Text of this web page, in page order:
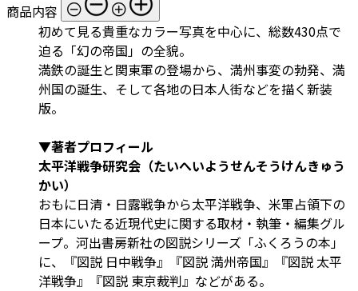
商品内容
初めて見る貴重なカラー写真を中心に、総数430点で
迫る「幻の帝国」の全貌。
満鉄の誕生と関東軍の登場から、満州事変の勃発、満
州国の誕生、そして各地の日本人街などを描く新装
版。
▼著者プロフィール
太平洋戦争研究会（たいへいようせんそうけんきゅう
かい）
おもに日清・日露戦争から太平洋戦争、米軍占領下の
日本にいたる近現代史に関する取材・執筆・編集グル
ープ。河出書房新社の図説シリーズ「ふくろうの本」
に、『図説 日中戦争』『図説 満州帝国』『図説 太平
洋戦争』『図説 東京裁判』などがある。